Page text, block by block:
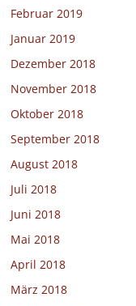
Februar 2019
Januar 2019
Dezember 2018
November 2018
Oktober 2018
September 2018
August 2018
Juli 2018
Juni 2018
Mai 2018
April 2018
März 2018